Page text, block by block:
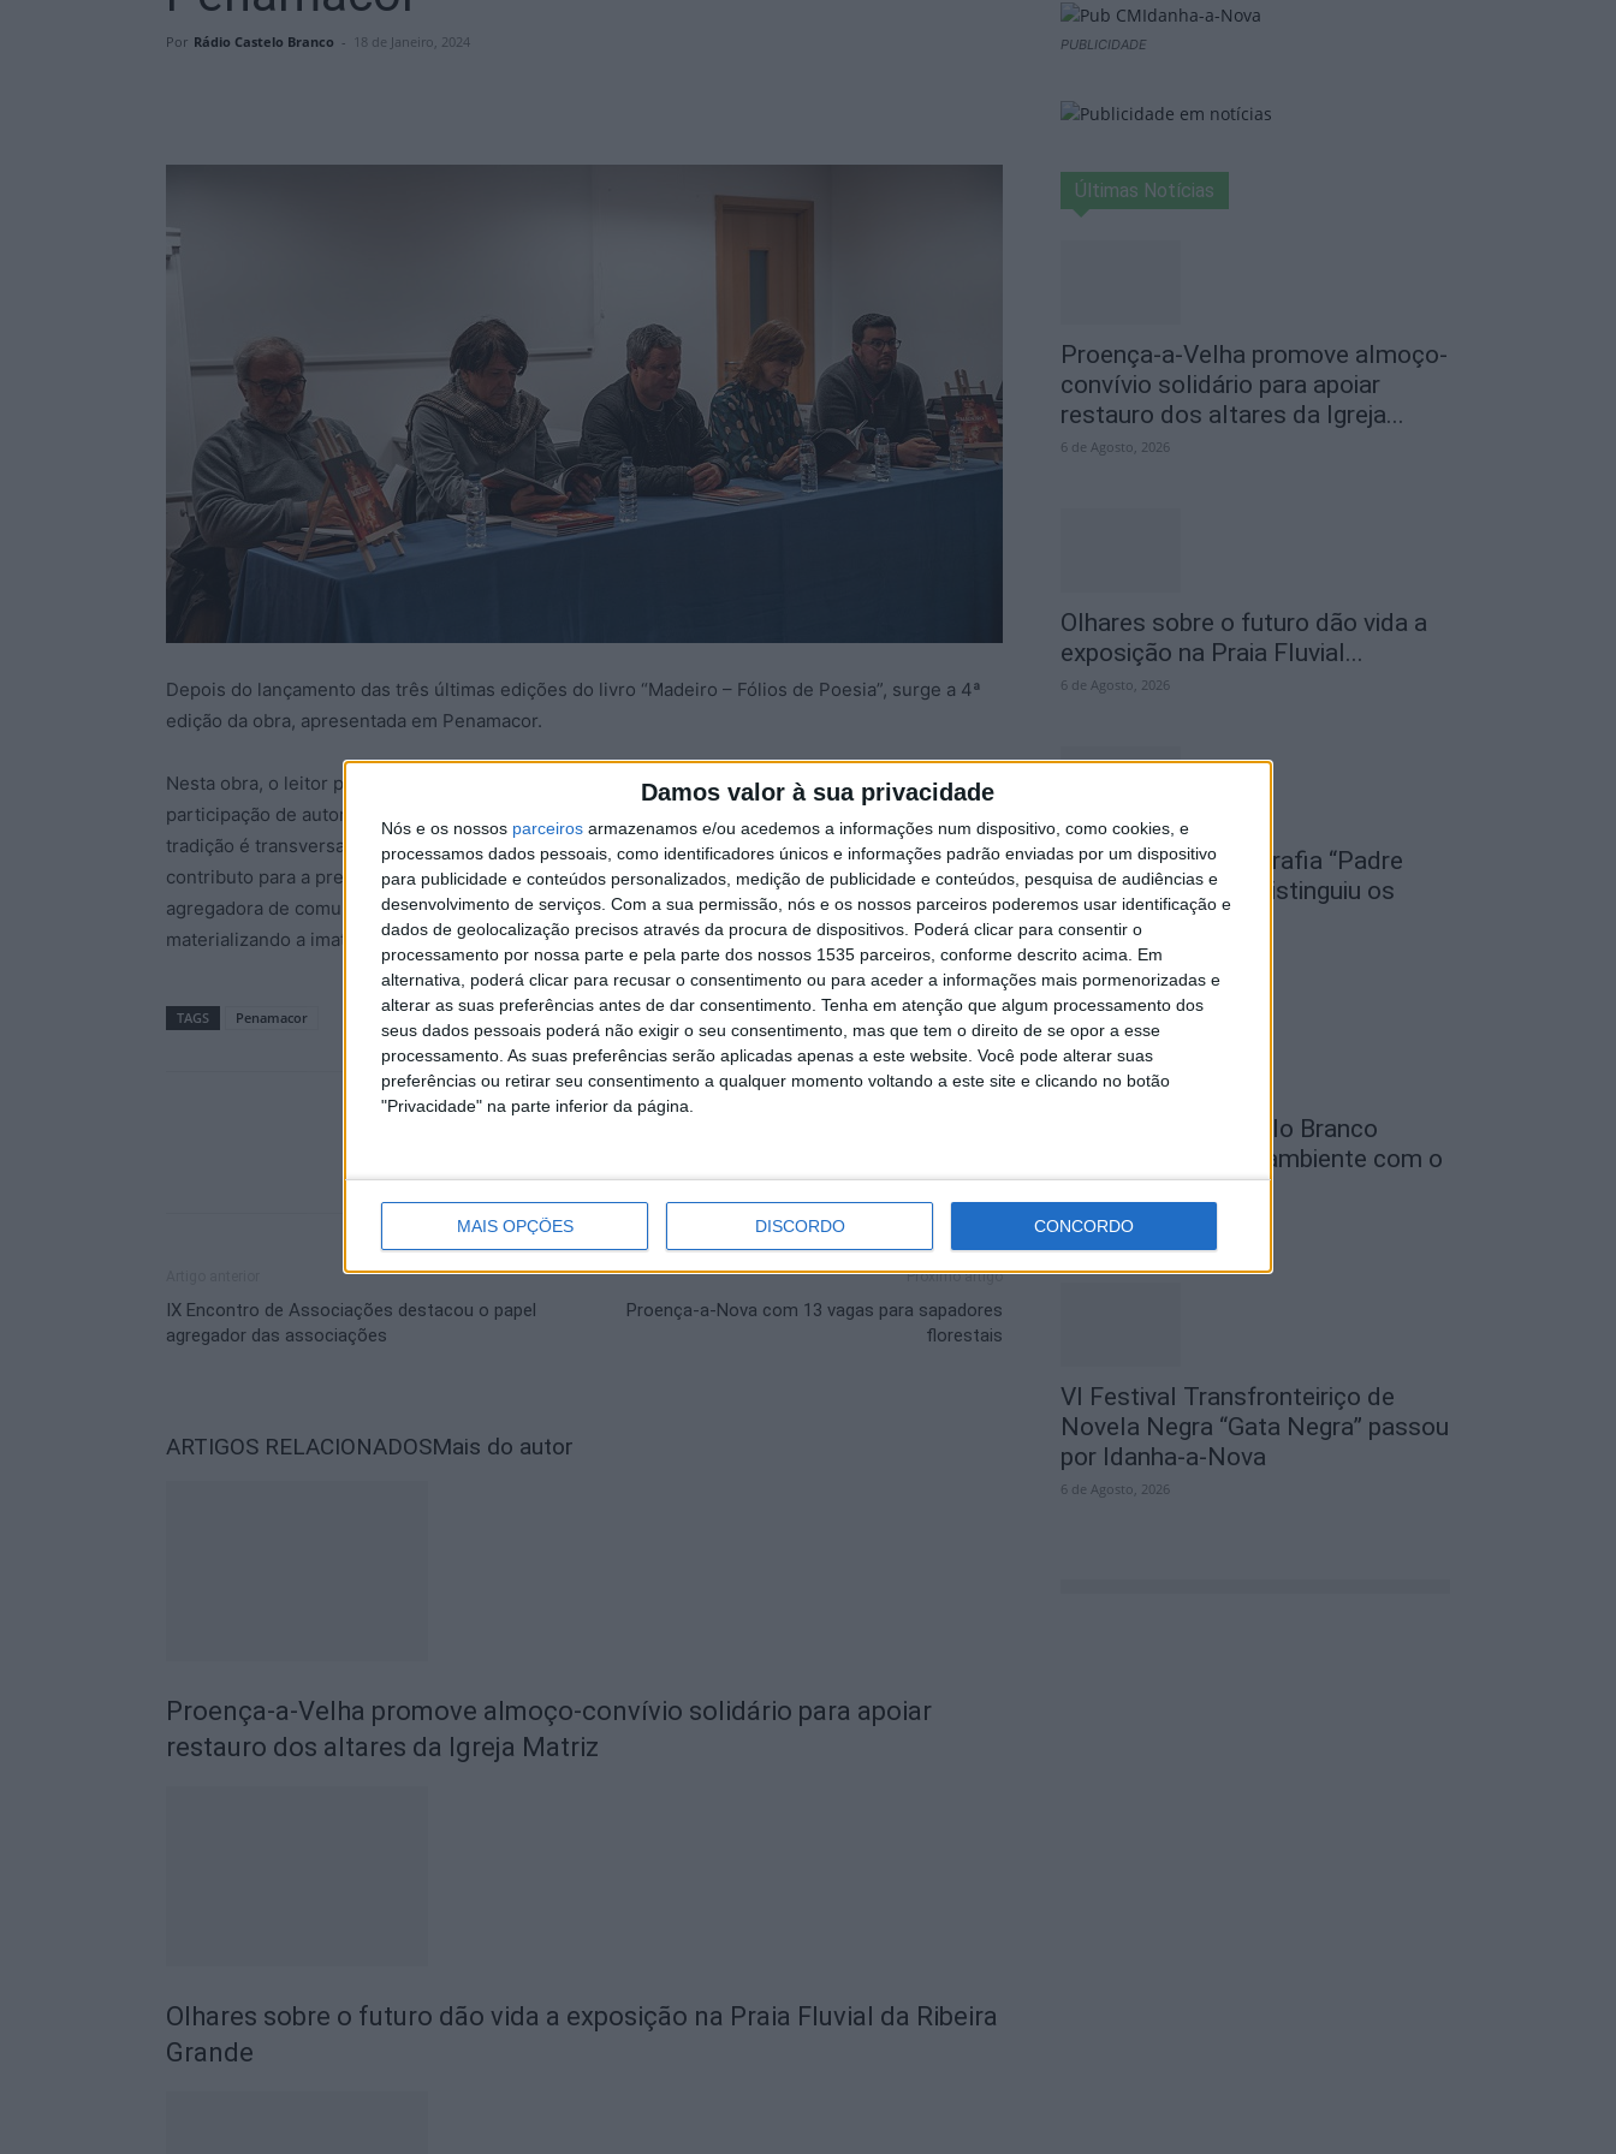
Damos valor à sua privacidade
Nós e os nossos parceiros armazenamos e/ou acedemos a informações num dispositivo, como cookies, e
processamos dados pessoais, como identificadores únicos e informações padrão enviadas por um dispositivo
para publicidade e conteúdos personalizados, medição de publicidade e conteúdos, pesquisa de audiências e
desenvolvimento de serviços. Com a sua permissão, nós e os nossos parceiros poderemos usar identificação e
dados de geolocalização precisos através da procura de dispositivos. Poderá clicar para consentir o
processamento por nossa parte e pela parte dos nossos 1535 parceiros, conforme descrito acima. Em
alternativa, poderá clicar para recusar o consentimento ou para aceder a informações mais pormenorizadas e
alterar as suas preferências antes de dar consentimento. Tenha em atenção que algum processamento dos
seus dados pessoais poderá não exigir o seu consentimento, mas que tem o direito de se opor a esse
processamento. As suas preferências serão aplicadas apenas a este website. Você pode alterar suas
preferências ou retirar seu consentimento a qualquer momento voltando a este site e clicando no botão
"Privacidade" na parte inferior da página.
MAIS OPÇÕES DISCORDO CONCORDO
Por Rádio Castelo Branco - 18 de Janeiro, 2024
Depois do lançamento das três últimas edições do livro “Madeiro – Fólios de Poesia”, surge a 4ª
edição da obra, apresentada em Penamacor.
Nesta obra, o leitor pode encontrar textos poéticos sobre a tradição do Madeiro com a
participação de autores reconhecidos portugueses, espanhóis e brasileiros, uma vez que a
tradição é transversal aos vários países. O livro, diz a autarquia de Penamacor, pretende ser um
contributo para a preservação e divulgação da tradição cultural ancestral do Madeiro, enquanto
agregadora de comunidades e de gerações e da qual Penamacor é um exemplo único,
materializando a imaterialidade deste ícone da matriz da identidade cultural destas comunidades.
TAGS Penamacor
IX Encontro de Associações destacou o papel
agregador das associações
Próximo artigo
Proença-a-Nova com 13 vagas para sapadores
florestais
ARTIGOS RELACIONADOSMais do autor
Proença-a-Velha promove almoço-convívio solidário para apoiar
restauro dos altares da Igreja Matriz
Olhares sobre o futuro dão vida a exposição na Praia Fluvial da Ribeira
Grande
PUBLICIDADE
Últimas Notícias
Proença-a-Velha promove almoço-
convívio solidário para apoiar
restauro dos altares da Igreja...
6 de Agosto, 2026
Olhares sobre o futuro dão vida a
exposição na Praia Fluvial...
6 de Agosto, 2026
Concurso de Fotografia “Padre
João Maia 2026” distinguiu os
melhores olhares...
6 de Agosto, 2026
Município de Castelo Branco
reforça defesa do ambiente com o
projeto...
6 de Agosto, 2026
VI Festival Transfronteiriço de
Novela Negra “Gata Negra” passou
por Idanha-a-Nova
6 de Agosto, 2026